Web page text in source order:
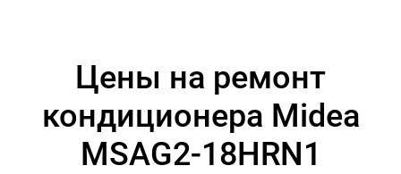
Цены на ремонт
кондиционера Midea
MSAG2-18HRN1